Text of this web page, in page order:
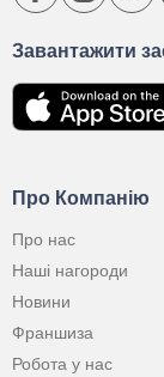
Про Компанію
Про нас
Наші нагороди
Новини
Франшиза
Робота у нас
Завантажити